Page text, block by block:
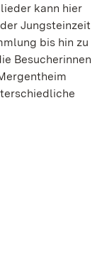
kann hier
Jungsteinzeit
bis hin zu
Besucherinnen